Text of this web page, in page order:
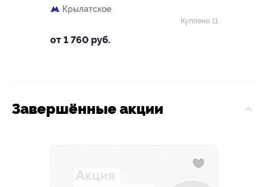
Крылатское
от 1 760 руб.
Куплено 11
Завершённые акции